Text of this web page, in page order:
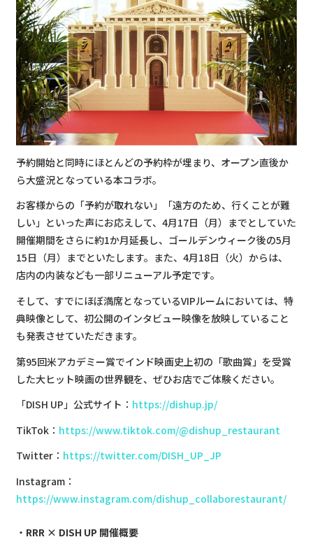
予約開始と同時にほとんどの予約枠が埋まり、オープン直後か
ら大盛況となっている本コラボ。
お客様からの「予約が取れない」「遠方のため、行くことが難
しい」といった声にお応えして、4月17日（月）までとしていた
開催期間をさらに約1か月延長し、ゴールデンウィーク後の5月
15日（月）までといたします。また、4月18日（火）からは、
店内の内装なども一部リニューアル予定です。
そして、すでにほぼ満席となっているVIPルームにおいては、特
典映像として、初公開のインタビュー映像を放映していること
も発表させていただきます。
第95回米アカデミー賞でインド映画史上初の「歌曲賞」を受賞
した大ヒット映画の世界観を、ぜひお店でご体験ください。
「DISH UP」公式サイト： https://dishup.jp/
TikTok： https://www.tiktok.com/@dishup_restaurant
Twitter： https://twitter.com/DISH_UP_JP
Instagram：
https://www.instagram.com/dishup_collaborestaurant/
RRR × DISH UP 開催概要